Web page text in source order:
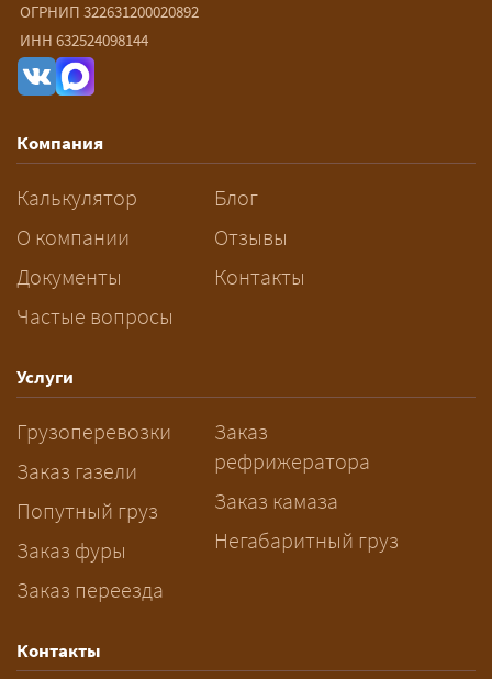
— От 90 ₽/км. Точная стоимость
рассчитывается индивидуально:
влияют габариты и вес груза,
разрешений и машин
сопровождения.
За сколько дней заказывать
перевозку негабарита?
— Заранее: только оформление
рабочих дней. Оставьте заявку
заблаговременно — логист
рассчитает маршрут и запустит
подготовку документов.
ОГРНИП 322631200020892
ИНН 632524098144
Компания
Калькулятор
О компании
Документы
Частые вопросы
Блог
Отзывы
Контакты
Услуги
Грузоперевозки
Заказ газели
Попутный груз
Заказ фуры
Заказ переезда
Заказ
рефрижератора
Заказ камаза
Негабаритный груз
Контакты